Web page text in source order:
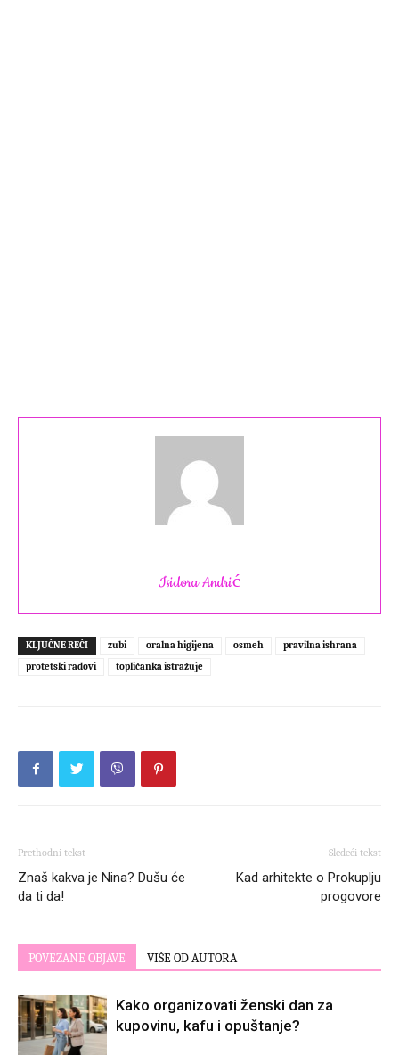
Isidora Andrić
KLJUČNE REČI zubi oralna higijena osmeh
pravilna ishrana
protetski radovi
topličanka istražuje
Prethodni tekst
Znaš kakva je Nina? Dušu će
da ti da!
Sledeći tekst
Kad arhitekte o Prokuplju
progovore
POVEZANE OBJAVE VIŠE OD AUTORA
Kako organizovati ženski dan za
kupovinu, kafu i opuštanje?